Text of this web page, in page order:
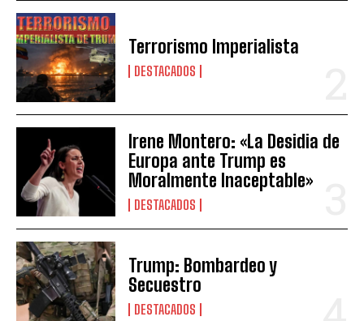
Terrorismo Imperialista
DESTACADOS
Irene Montero: «La Desidia de
Europa ante Trump es
Moralmente Inaceptable»
DESTACADOS
Trump: Bombardeo y
Secuestro
DESTACADOS